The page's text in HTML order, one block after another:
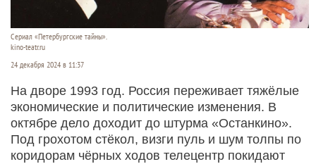
Сериал «Петербургские тайны».
kino-teatr.ru
24 декабря 2024 в 11:37
На дворе 1993 год. Россия переживает тяжёлые
экономические и политические изменения. В
октябре дело доходит до штурма «Останкино».
Под грохотом стёкол, визги пуль и шум толпы по
коридорам чёрных ходов телецентр покидают